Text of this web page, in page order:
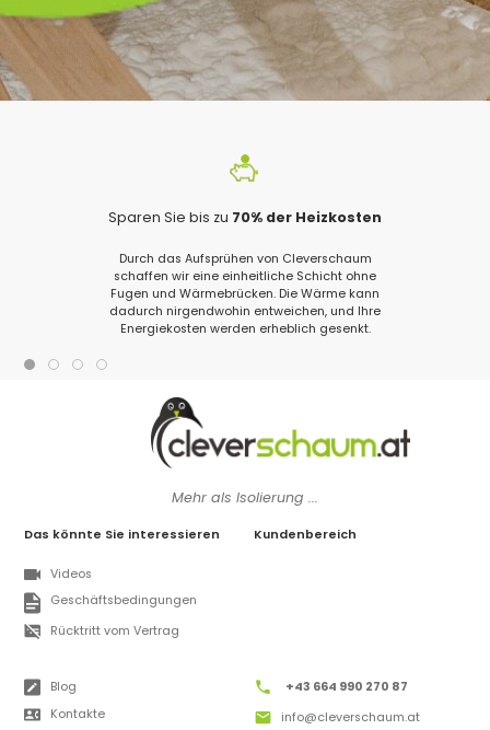
Sparen Sie bis zu 70% der Heizkosten
Durch das Aufsprühen von Cleverschaum
schaffen wir eine einheitliche Schicht ohne
Fugen und Wärmebrücken. Die Wärme kann
dadurch nirgendwohin entweichen, und Ihre
Energiekosten werden erheblich gesenkt.
Mehr als Isolierung ...
Das könnte Sie interessieren
Videos
Geschäftsbedingungen
Rücktritt vom Vertrag
Kundenbereich
Blog
Kontakte
+43 664 990 270 87
info@cleverschaum.at